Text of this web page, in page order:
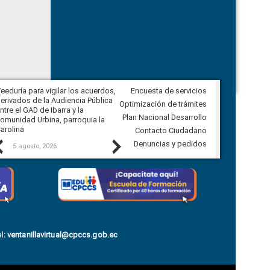
Previous
para vigilar los acuerdos,
de la Audiencia Pública
el GAD de Ibarra y la
Urbina, parroquia la
5 agosto, 2026
CPCCS convoca a Veeduría
Ciudadana para vigilar el concurso
5 agosto, 2026
Next
Encuesta de servicios
Optimización de trámites
Plan Nacional Desarrollo
Contacto Ciudadano
Denuncias y pedidos
:ventanillavirtual@cpccs.gob.ec